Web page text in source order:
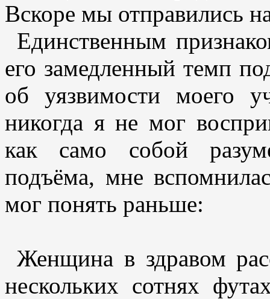
Вскоре мы отправились
Единственным
его замедленный темп
об уязвимости моего
никогда я не мог
как само собой
подъёма, мне
мог понять раньше:
Женщина в здравом
нескольких сотнях